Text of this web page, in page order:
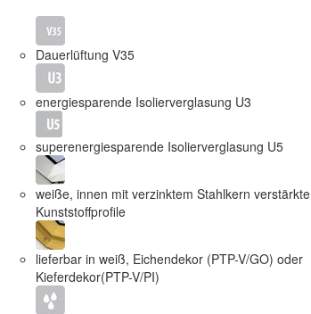
Dauerlüftung V35
energiesparende Isolierverglasung U3
superenergiesparende Isolierverglasung U5
weiße, innen mit verzinktem Stahlkern verstärkte
Kunststoffprofile
lieferbar in weiß, Eichendekor (PTP-V/GO) oder
Kieferdekor(PTP-V/PI)